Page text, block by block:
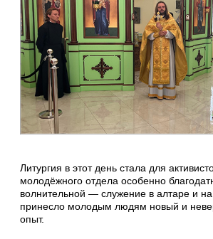
Литургия в этот день стала для
молодёжного отдела особенно
волнительной — служение в алтаре и
принесло молодым людям новый и
опыт.